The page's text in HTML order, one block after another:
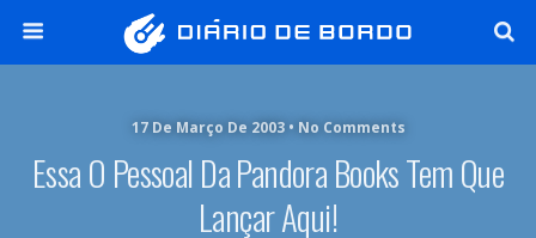
17 De Março De 2003 • No Comments
Essa O Pessoal Da Pandora Books Tem Que
Lançar Aqui!